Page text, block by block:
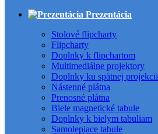
Prezentácia
Stolové flipcharty
Flipcharty
Doplnky k flipchartom
Multimediálne projektory
Doplnky ku spätnej projekcii
Nástenné plátna
Prenosné plátna
Biele magnetické tabule
Doplnky k bielym tabuliam
Samolepiace tabule